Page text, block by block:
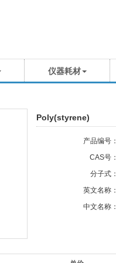
仪器耗材
Poly(styrene)
产品编号：
CAS号：
分子式：
英文名称：
中文名称：